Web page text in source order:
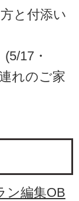
と付添い
17・
れのご家
編集OB